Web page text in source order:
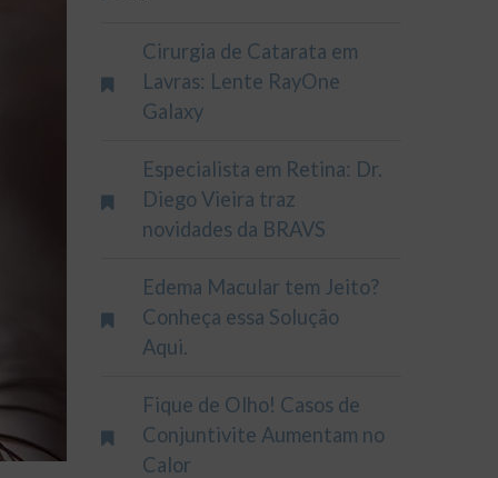
Cirurgia de Catarata em
Lavras: Lente RayOne
Galaxy
Especialista em Retina: Dr.
Diego Vieira traz
novidades da BRAVS
Edema Macular tem Jeito?
Conheça essa Solução
Aqui.
Fique de Olho! Casos de
Conjuntivite Aumentam no
Calor